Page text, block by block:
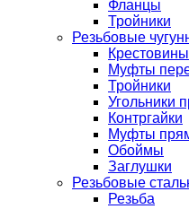
Фланцы
Тройники
Резьбовые
Крестовины
Муфты
Тройники
Угольники
Контргайки
Муфты
Обоймы
Заглушки
Резьбовые
Резьба